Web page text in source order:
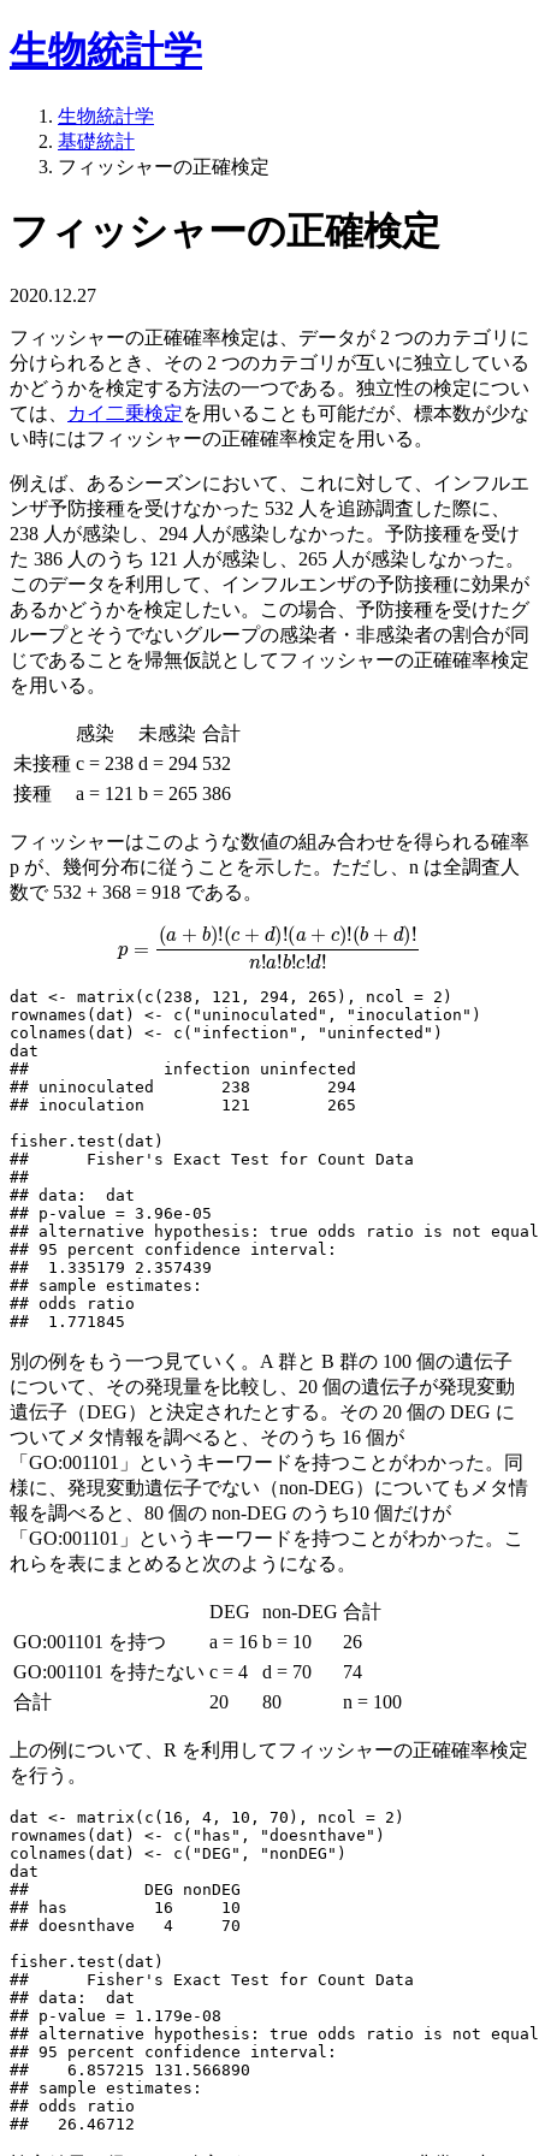
生物統計学
生物統計学
基礎統計
フィッシャーの正確検定
フィッシャーの正確検定
2020.12.27
フィッシャーの正確確率検定は、データが 2 つのカテゴリに
分けられるとき、その 2 つのカテゴリが互いに独立している
かどうかを検定する方法の一つである。独立性の検定につい
ては、
カイ二乗検定を用いることも可能だが、標本数が少な
い時にはフィッシャーの正確確率検定を用いる。
例えば、あるシーズンにおいて、これに対して、インフルエ
ンザ予防接種を受けなかった 532 人を追跡調査した際に、
238 人が感染し、294 人が感染しなかった。予防接種を受け
た 386 人のうち 121 人が感染し、265 人が感染しなかった。
このデータを利用して、インフルエンザの予防接種に効果が
あるかどうかを検定したい。この場合、予防接種を受けたグ
ループとそうでないグループの感染者・非感染者の割合が同
じであることを帰無仮説としてフィッシャーの正確確率検定
を用いる。
感染 未感染 合計
未接種 c = 238 d = 294 532
接種
a = 121 b = 265 386
フィッシャーはこのような数値の組み合わせを得られる確率
p が、幾何分布に従うことを示した。ただし、n は全調査人
数で 532 + 368 = 918 である。
b) ( +d)!( a c)!(b + )!n!a b !c!d
dat <- matrix(c(238, 121, 294, 265), ncol = 2)
rownames(dat) <- c("uninoculated", "inoculation")
colnames(dat) <- c("infection", "uninfected")
dat
##              infection uninfected
## uninoculated       238        294
## inoculation        121        265
fisher.test(dat)
## 	Fisher's Exact Test for Count Data
##
## data:  dat
## p-value = 3.96e-05
## alternative hypothesis: true odds ratio is not
## 95 percent confidence interval:
##  1.335179 2.357439
## sample estimates:
## odds ratio
##  1.771845
別の例をもう一つ見ていく。A 群と B 群の 100 個の遺伝子
について、その発現量を比較し、20 個の遺伝子が発現変動
遺伝子（DEG）と決定されたとする。その 20 個の DEG に
ついてメタ情報を調べると、そのうち 16 個が
「GO:001101」というキーワードを持つことがわかった。同
様に、発現変動遺伝子でない（non-DEG）についてもメタ情
報を調べると、80 個の non-DEG のうち10 個だけが
「GO:001101」というキーワードを持つことがわかった。こ
れらを表にまとめると次のようになる。
DEG non-DEG 合計
GO:001101 を持つ
a = 16 b = 10
26
GO:001101 を持たない c = 4 d = 70
74
合計
20 80 n = 100
上の例について、R を利用してフィッシャーの正確確率検定
を行う。
dat <- matrix(c(16, 4, 10, 70), ncol = 2)
rownames(dat) <- c("has", "doesnthave")
colnames(dat) <- c("DEG", "nonDEG")
dat
##            DEG nonDEG
## has         16     10
## doesnthave   4     70
fisher.test(dat)
## 	Fisher's Exact Test for Count Data
## data:  dat
## p-value = 1.179e-08
## alternative hypothesis: true odds ratio is not
## 95 percent confidence interval:
##    6.857215 131.566890
## sample estimates:
## odds ratio
##   26.46712